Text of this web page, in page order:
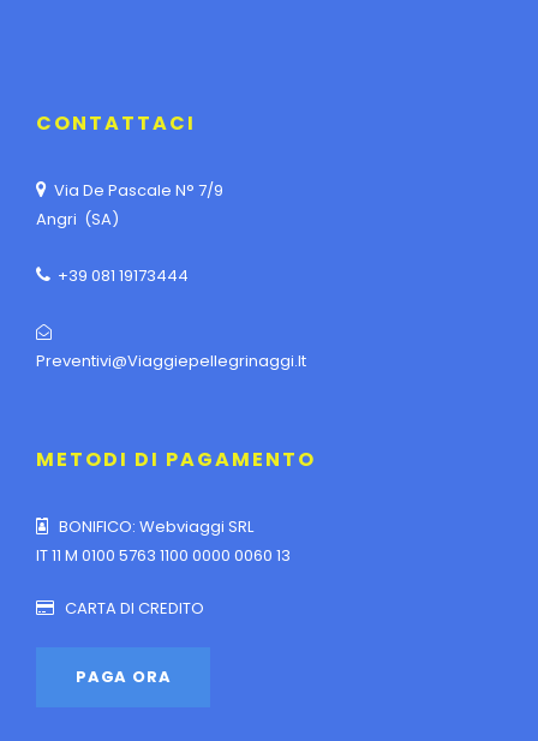
CONTATTACI
Via De Pascale N° 7/9
Angri (SA)
+39 081 19173444
Preventivi@viaggiepellegrinaggi.it
METODI DI PAGAMENTO
BONIFICO: Webviaggi SRL
IT 11 M 0100 5763 1100 0000 0060 13
CARTA DI CREDITO